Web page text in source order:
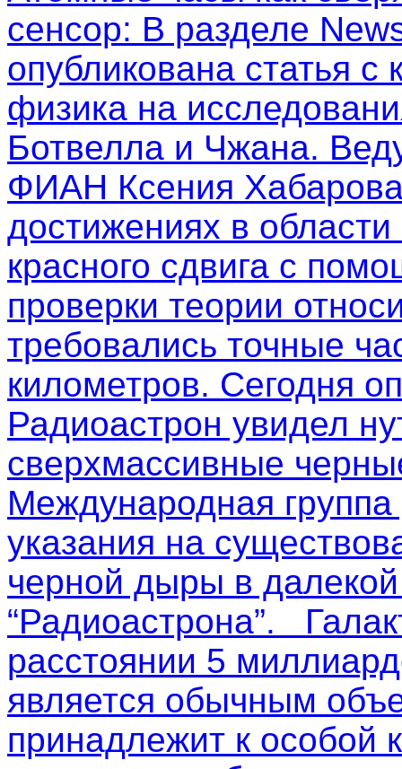
сенсор: В разделе
опубликована статья
физика на
Ботвелла и Чжана.
ФИАН Ксения
достижениях в
красного сдвига с
проверки теории
требовались точные
километров. Сегодня
Радиоастрон увидел
сверхмассивные
Международная
указания на
черной дыры в
“Радиоастрона”.
расстоянии 5
является обычным
принадлежит к особой